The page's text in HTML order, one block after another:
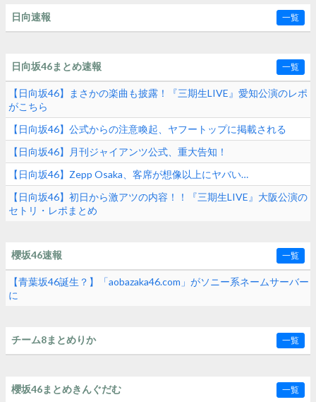
日向速報 一覧
日向坂46まとめ速報 一覧
【日向坂46】まさかの楽曲も披露！『三期生LIVE』愛知公演のレポ
がこちら
【日向坂46】公式からの注意喚起、ヤフートップに掲載される
【日向坂46】月刊ジャイアンツ公式、重大告知！
【日向坂46】Zepp Osaka、客席が想像以上にヤバい…
【日向坂46】初日から激アツの内容！！『三期生LIVE』大阪公演の
セトリ・レポまとめ
櫻坂46速報 一覧
【青葉坂46誕生？】「aobazaka46.com」がソニー系ネームサーバー
に
チーム8まとめりか 一覧
櫻坂46まとめきんぐだむ 一覧